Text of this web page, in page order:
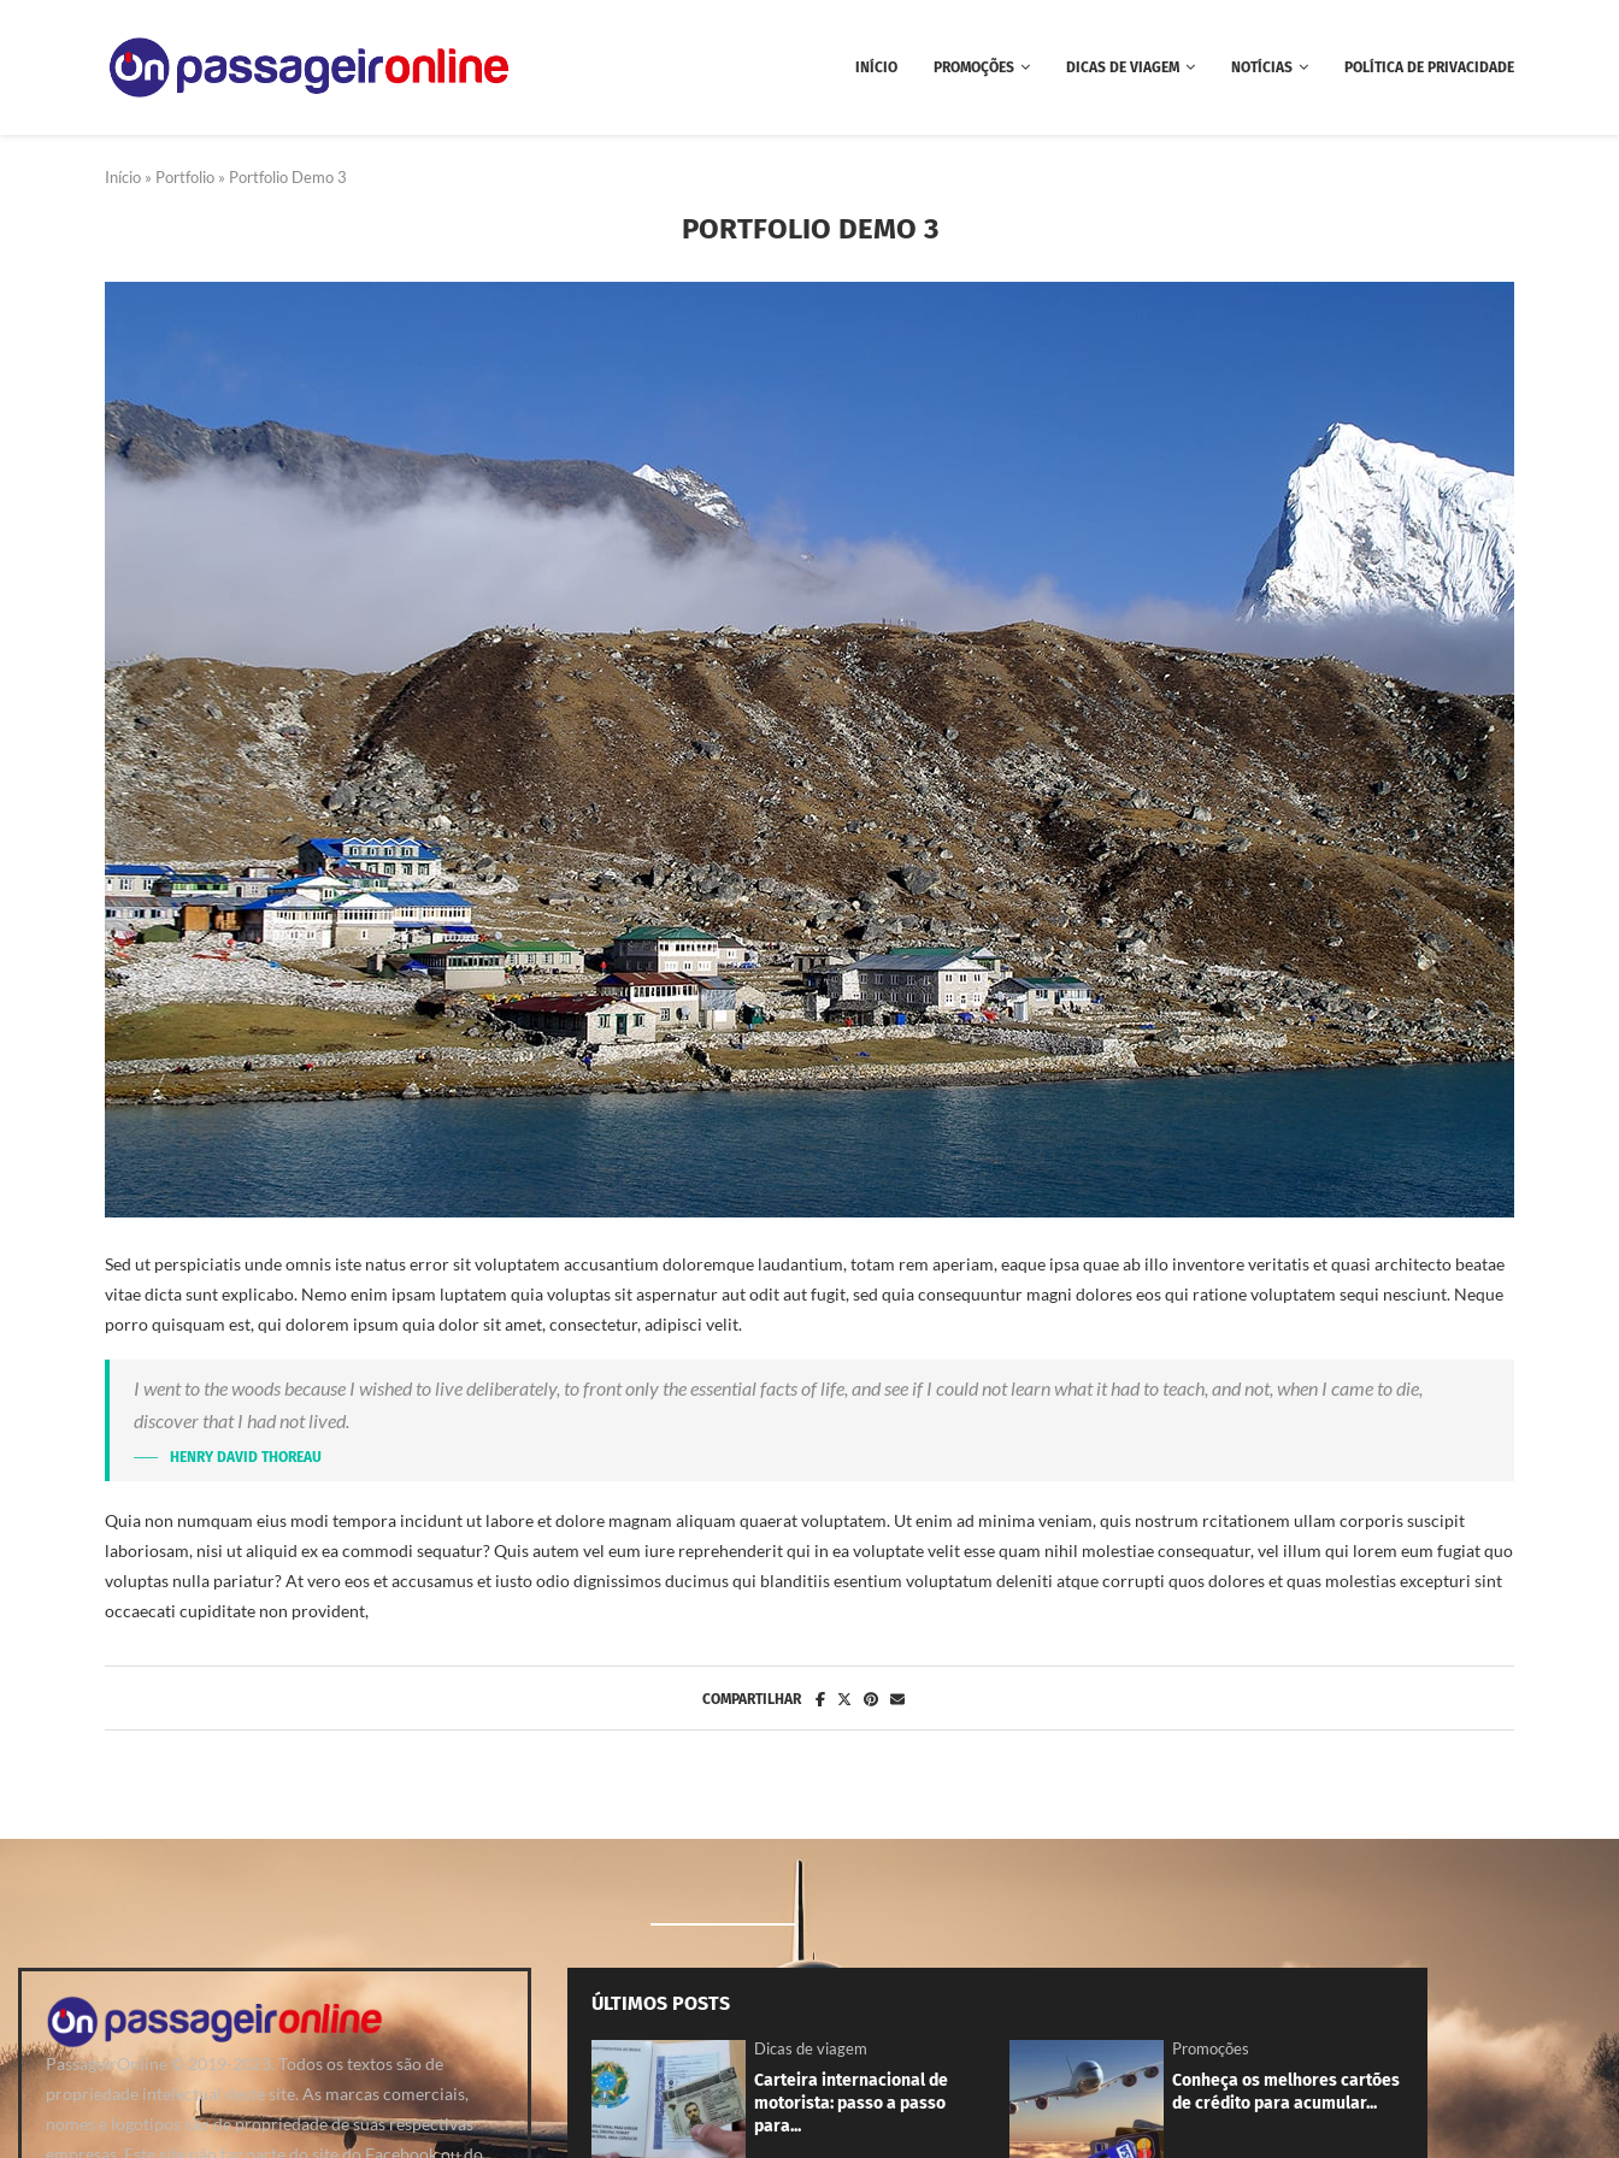
INÍCIO PROMOÇÕES DICAS DE VIAGEM NOTÍCIAS POLÍTICA DE PRIVACIDADE
Início » Portfolio » Portfolio Demo 3
PORTFOLIO DEMO 3
Sed ut perspiciatis unde omnis iste natus error sit voluptatem accusantium doloremque laudantium, totam rem aperiam, eaque ipsa quae ab illo inventore veritatis et quasi architecto beatae
vitae dicta sunt explicabo. Nemo enim ipsam luptatem quia voluptas sit aspernatur aut odit aut fugit, sed quia consequuntur magni dolores eos qui ratione voluptatem sequi nesciunt. Neque
porro quisquam est, qui dolorem ipsum quia dolor sit amet, consectetur, adipisci velit.
I went to the woods because I wished to live deliberately, to front only the essential facts of life, and see if I could not learn what it had to teach, and not, when I came to die,
discover that I had not lived.
HENRY DAVID THOREAU
Quia non numquam eius modi tempora incidunt ut labore et dolore magnam aliquam quaerat voluptatem. Ut enim ad minima veniam, quis nostrum rcitationem ullam corporis suscipit
laboriosam, nisi ut aliquid ex ea commodi sequatur? Quis autem vel eum iure reprehenderit qui in ea voluptate velit esse quam nihil molestiae consequatur, vel illum qui lorem eum fugiat quo
voluptas nulla pariatur? At vero eos et accusamus et iusto odio dignissimos ducimus qui blanditiis esentium voluptatum deleniti atque corrupti quos dolores et quas molestias excepturi sint
occaecati cupiditate non provident,
COMPARTILHAR
PassageirOnline © 2019-2023. Todos os textos são de
propriedade intelectual deste site. As marcas comerciais,
nomes e logotipos são de propriedade de suas respectivas
empresas. Este site não faz parte do site do Facebook ou do
ÚLTIMOS POSTS
Dicas de viagem
Carteira internacional de
motorista: passo a passo
para...
Promoções
Conheça os melhores cartões
de crédito para acumular...